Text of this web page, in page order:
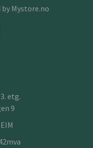
by Mystore.no
etg.
9